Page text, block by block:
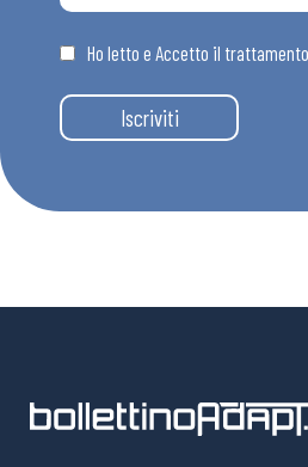
Ho letto e Accetto il
Iscriviti